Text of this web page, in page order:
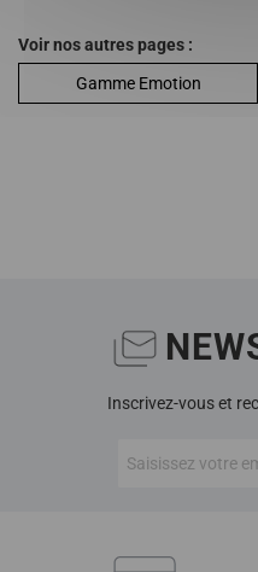
Voir nos autres pages :
Gamme Emotion
Inscrivez-vous et